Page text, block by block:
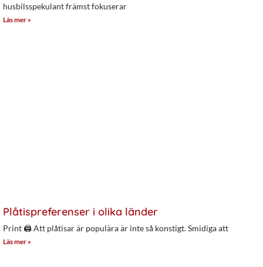
husbilsspekulant främst fokuserar
Läs mer »
Plåtispreferenser i olika länder
Print 🖨 Att plåtisar är populära är inte så konstigt. Smidiga att
Läs mer »